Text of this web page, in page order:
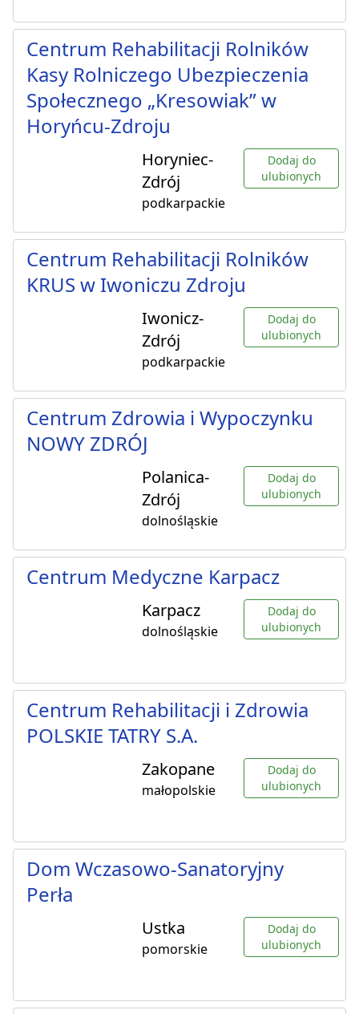
Centrum Rehabilitacji Rolników
Kasy Rolniczego Ubezpieczenia
Społecznego „Kresowiak” w
Horyńcu-Zdroju
Horyniec-
Zdrój
podkarpackie
Dodaj do
ulubionych
Centrum Rehabilitacji Rolników
KRUS w Iwoniczu Zdroju
Iwonicz-
Zdrój
podkarpackie
Dodaj do
ulubionych
Centrum Zdrowia i Wypoczynku
NOWY ZDRÓJ
Polanica-
Zdrój
dolnośląskie
Dodaj do
ulubionych
Centrum Medyczne Karpacz
Karpacz
dolnośląskie
Dodaj do
ulubionych
Centrum Rehabilitacji i Zdrowia
POLSKIE TATRY S.A.
Zakopane
małopolskie
Dodaj do
ulubionych
Dom Wczasowo-Sanatoryjny
Perła
Ustka
pomorskie
Dodaj do
ulubionych